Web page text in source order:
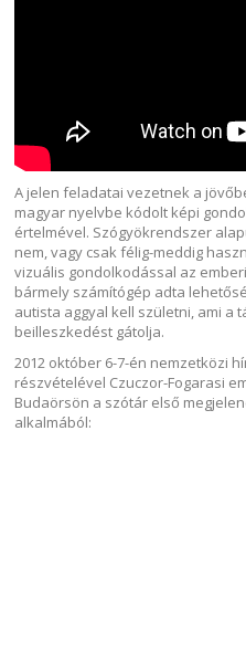
A jelen feladatai vezetnek a
magyar nyelvbe kódolt képi
értelmével. Szógyökrendszer
nem, vagy csak félig-meddig
vizuális gondolkodással az
bármely számítógép adta
autista aggyal kell születni, ami a
beilleszkedést gátolja.
2012 október 6-7-én nemzetközi
részvételével Czuczor-Fogarasi
Budaörsön a szótár első
alkalmából: